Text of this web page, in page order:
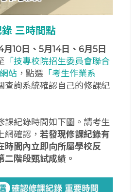
三時間點
月10日、5月14日、6月5日
「技專校院招生委員會聯合
站 ，點選 「考生作業系
查詢系統確認自己的修課紀
課紀錄時間如下圖。請考生
網確認， 若發現修課紀錄有
時間內立即向所屬學校反
二階段甄試成績。